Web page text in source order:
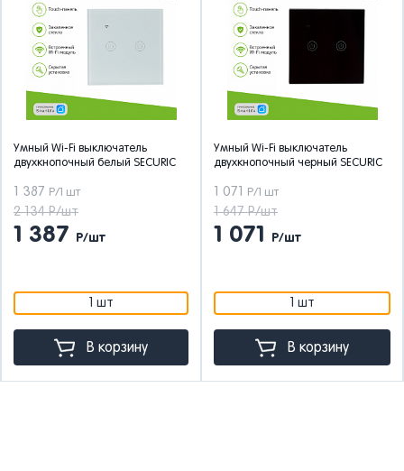
Умный Wi-Fi выключатель
двухкнопочный белый SECURIC
1 387 Р/1 шт
2 134 Р/шт
1 387 Р/шт
1 шт
В корзину
Умный Wi-Fi выключатель
двухкнопочный черный SECURIC
1 071 Р/1 шт
1 647 Р/шт
1 071 Р/шт
1 шт
В корзину